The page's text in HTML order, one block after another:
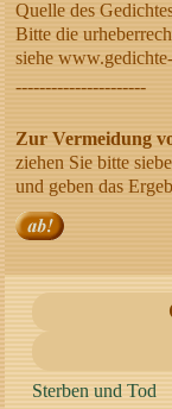
Quelle des
Bitte die
siehe
----------------------
Zur Vermeidung
ziehen Sie bitte
und geben das
Sterben und Tod